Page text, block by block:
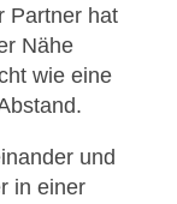
Partner hat
Nähe
wie eine
und
in einer